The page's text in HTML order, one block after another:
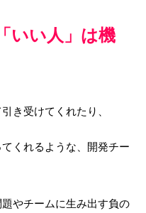
いい人」は機
き受けてくれたり、
くれるような、開発チー
やチームに生み出す負の